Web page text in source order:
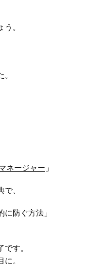
う。
ネージャー 」
、
に防ぐ方法」
す。
。